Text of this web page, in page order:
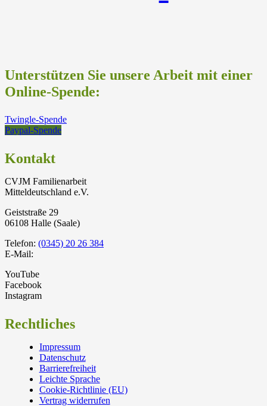
Unterstützen Sie unsere Arbeit mit einer
Online-Spende:
Twingle-Spende
Paypal-Spende
Kontakt
CVJM Familienarbeit
Mitteldeutschland e.V.
Geiststraße 29
06108 Halle (Saale)
Telefon: (0345) 20 26 384
E-Mail:
YouTube
Facebook
Instagram
Rechtliches
Impressum
Datenschutz
Barrierefreiheit
Leichte Sprache
Cookie-Richtlinie (EU)
Vertrag widerrufen